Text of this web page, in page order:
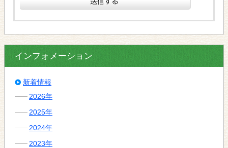
インフォメーション
新着情報
2026年
2025年
2024年
2023年